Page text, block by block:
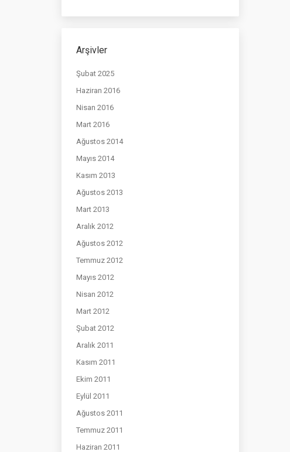
Arşivler
Şubat 2025
Haziran 2016
Nisan 2016
Mart 2016
Ağustos 2014
Mayıs 2014
Kasım 2013
Ağustos 2013
Mart 2013
Aralık 2012
Ağustos 2012
Temmuz 2012
Mayıs 2012
Nisan 2012
Mart 2012
Şubat 2012
Aralık 2011
Kasım 2011
Ekim 2011
Eylül 2011
Ağustos 2011
Temmuz 2011
Haziran 2011